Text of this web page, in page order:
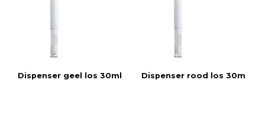
Dispenser geel los 30ml Dispenser rood los 30m